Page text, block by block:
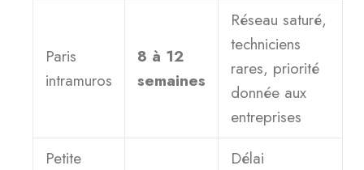
Paris
intramuros
8 à 12
semaines
Réseau saturé,
techniciens
rares, priorité
donnée aux
entreprises
Petite
Délai